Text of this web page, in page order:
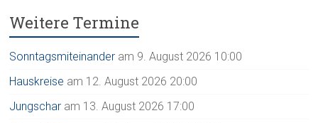
Weitere Termine
Sonntagsmiteinander am 9. August 2026 10:00
Hauskreise am 12. August 2026 20:00
Jungschar am 13. August 2026 17:00